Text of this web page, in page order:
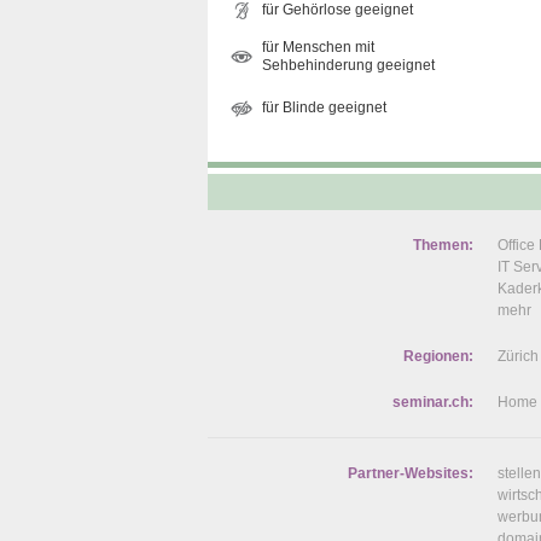
für Gehörlose geeignet
für Menschen mit
Sehbehinderung geeignet
für Blinde geeignet
Themen:
Office
IT
mehr
Regionen: Zürich
seminar.ch: Home
Partner-Websites: